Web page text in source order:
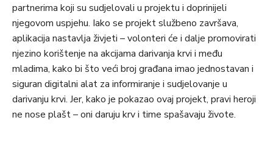
partnerima koji su sudjelovali u projektu i doprinijeli
njegovom uspjehu. Iako se projekt službeno završava,
aplikacija nastavlja živjeti – volonteri će i dalje promovirati
njezino korištenje na akcijama darivanja krvi i među
mladima, kako bi što veći broj građana imao jednostavan i
siguran digitalni alat za informiranje i sudjelovanje u
darivanju krvi. Jer, kako je pokazao ovaj projekt, pravi heroji
ne nose plašt – oni daruju krv i time spašavaju živote.